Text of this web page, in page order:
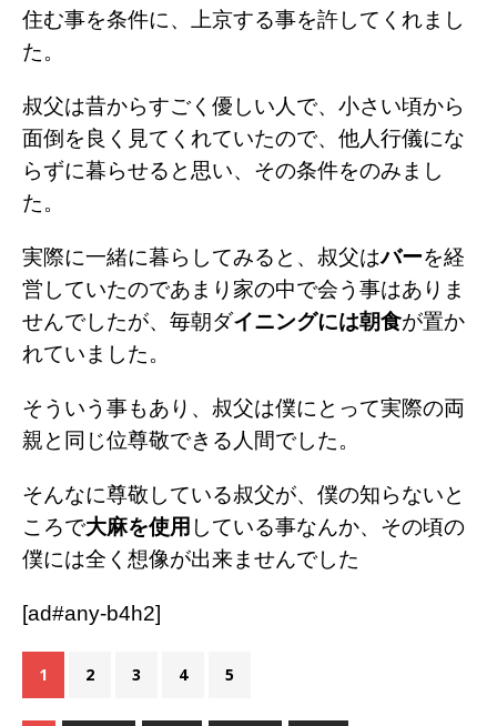
r
a
住む事を条件に、上京する事を許してくれまし
た。
叔父は昔からすごく優しい人で、小さい頃から
面倒を良く見てくれていたので、他人行儀にな
らずに暮らせると思い、その条件をのみまし
た。
実際に一緒に暮らしてみると、叔父はバーを経
営していたのであまり家の中で会う事はありま
せんでしたが、毎朝ダイニングには朝食が置か
れていました。
そういう事もあり、叔父は僕にとって実際の両
親と同じ位尊敬できる人間でした。
そんなに尊敬している叔父が、僕の知らないと
ころで大麻を使用 している事なんか、その頃の
僕には全く想像が出来ませんでした
[ad#any-b4h2]
1 2 3 4 5